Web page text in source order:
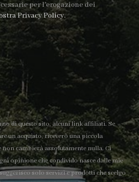
per l'erogazione dei
Privacy Policy.
di questo sito, alcuni link affiliati. Se
un acquisto, riceverò una piccola
cambierà assolutamente nulla. Ci
opinione che condivido nasce dalle mie
solo servizi e prodotti che scelgo